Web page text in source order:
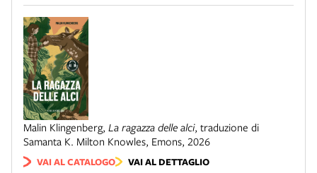
Malin Klingenberg, La ragazza delle alci, traduzione di
Samanta K. Milton Knowles, Emons, 2026
VAI AL CATALOGO VAI AL DETTAGLIO